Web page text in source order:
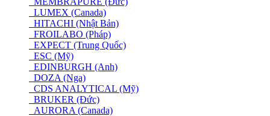
LUMEX (Canada)
HITACHI (Nhật Bản)
FROILABO (Pháp)
EXPECT (Trung Quốc)
ESC (Mỹ)
EDINBURGH (Anh)
DOZA (Nga)
CDS ANALYTICAL (Mỹ)
BRUKER (Đức)
AURORA (Canada)